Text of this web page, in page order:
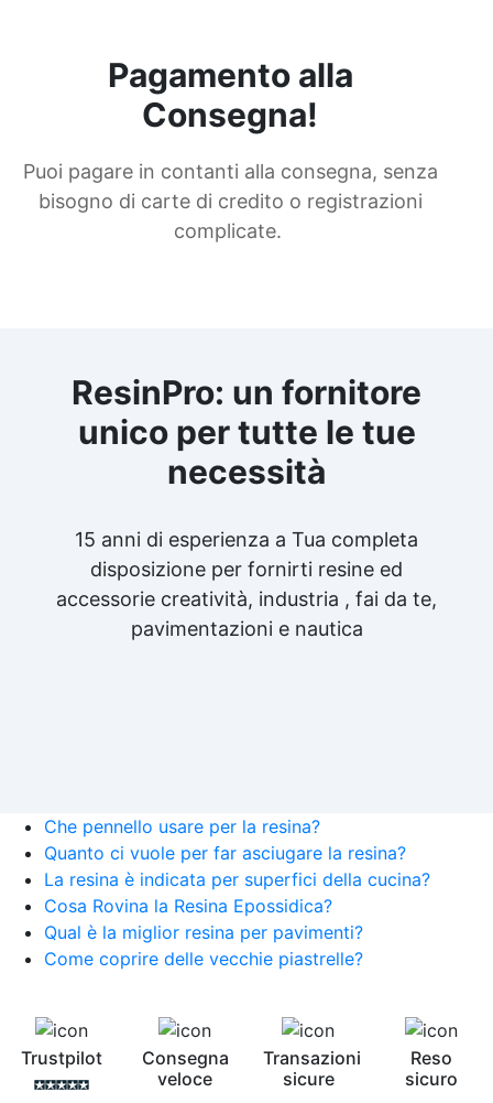
Pagamento alla
Consegna!
Puoi pagare in contanti alla consegna, senza
bisogno di carte di credito o registrazioni
complicate.
ResinPro: un fornitore
unico per tutte le tue
necessità
15 anni di esperienza a Tua completa
disposizione per fornirti resine ed
accessorie creatività, industria , fai da te,
pavimentazioni e nautica
Che pennello usare per la resina?
Quanto ci vuole per far asciugare la resina?
La resina è indicata per superfici della cucina?
Cosa Rovina la Resina Epossidica?
Qual è la miglior resina per pavimenti?
Come coprire delle vecchie piastrelle?
Trustpilot
Consegna
veloce
Transazioni
sicure
Reso
sicuro